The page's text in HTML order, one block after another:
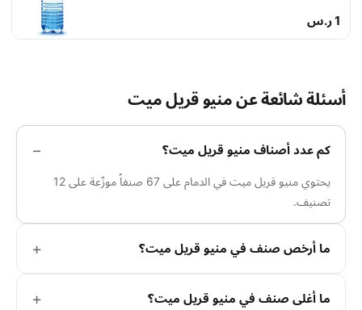
1 ر.س
أسئلة شائعة عن منيو قريل ميت
كم عدد أصناف منيو قريل ميت؟
يحتوي منيو قريل ميت في الدمام على 67 صنفاً موزّعة على 12
تصنيف.
ما أرخص صنف في منيو قريل ميت؟
ما أغلى صنف في منيو قريل ميت؟